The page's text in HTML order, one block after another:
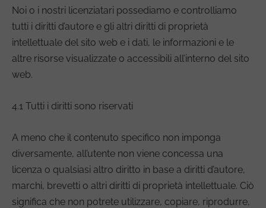
Noi o i nostri licenziatari possediamo e controlliamo
tutti i diritti d’autore e gli altri diritti di proprietà
intellettuale del sito web e i dati, le informazioni e le
altre risorse visualizzate o accessibili all’interno del sito
web.
4.1 Tutti i diritti sono riservati
A meno che il contenuto specifico non imponga
diversamente, all’utente non viene concessa una
licenza o qualsiasi altro diritto in base a diritti d’autore,
marchi, brevetti o altri diritti di proprietà intellettuale. Ciò
significa che non potrete utilizzare, copiare, riprodurre,